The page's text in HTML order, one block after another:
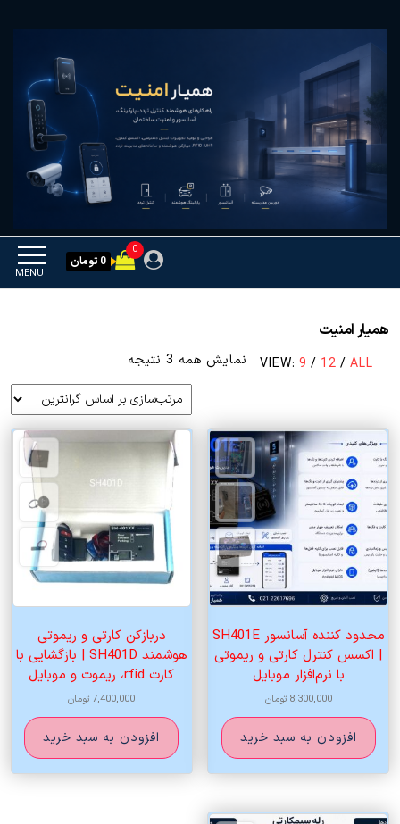
همیار امنیت
MENU
0
0 تومان
همیار امنیت
VIEW: 9 / 12 / ALL نمایش همه 3 نتیجه
بر
اساس
قیمت:
زیاد
محدود کننده آسانسور SH401E
| اکسس کنترل کارتی و ریموتی
با نرم‌افزار موبایل
8,300,000 تومان
افزودن به سبد خرید
دربازکن کارتی و ریموتی
هوشمند SH401D | بازگشایی با
کارت rfid، ریموت و موبایل
7,400,000تومان
افزودن به سبد خرید